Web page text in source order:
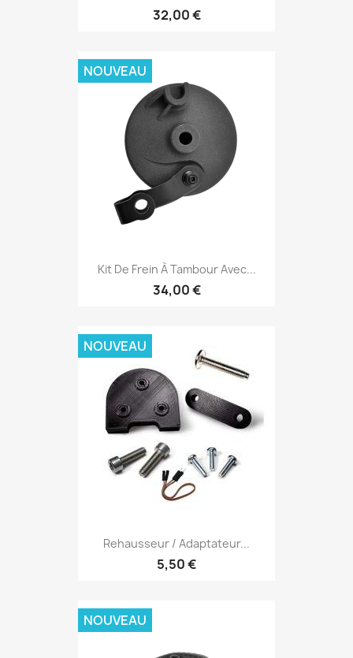
32,00 €
Kit De Frein À Tambour Avec...
34,00 €
NOUVEAU
Rehausseur / Adaptateur...
5,50 €
NOUVEAU
NOUVEAU